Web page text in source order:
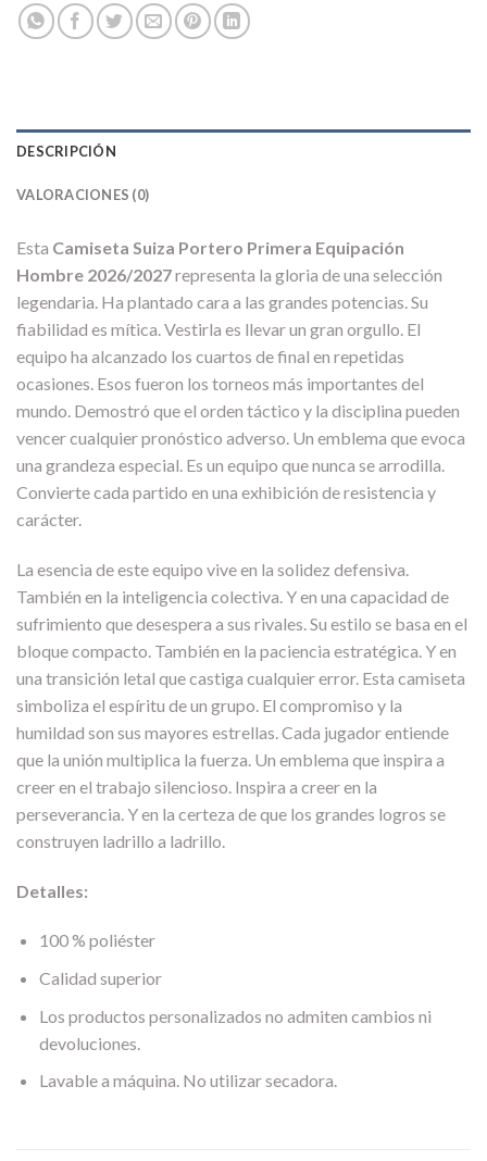
DESCRIPCIÓN
VALORACIONES (0)
Esta Camiseta Suiza Portero Primera Equipación
Hombre 2026/2027representa la gloria de una selección
legendaria. Ha plantado cara a las grandes potencias. Su
fiabilidad es mítica. Vestirla es llevar un gran orgullo. El
equipo ha alcanzado los cuartos de final en repetidas
ocasiones. Esos fueron los torneos más importantes del
mundo. Demostró que el orden táctico y la disciplina pueden
vencer cualquier pronóstico adverso. Un emblema que evoca
una grandeza especial. Es un equipo que nunca se arrodilla.
Convierte cada partido en una exhibición de resistencia y
carácter.
La esencia de este equipo vive en la solidez defensiva.
También en la inteligencia colectiva. Y en una capacidad de
sufrimiento que desespera a sus rivales. Su estilo se basa en el
bloque compacto. También en la paciencia estratégica. Y en
una transición letal que castiga cualquier error. Esta camiseta
simboliza el espíritu de un grupo. El compromiso y la
humildad son sus mayores estrellas. Cada jugador entiende
que la unión multiplica la fuerza. Un emblema que inspira a
creer en el trabajo silencioso. Inspira a creer en la
perseverancia. Y en la certeza de que los grandes logros se
construyen ladrillo a ladrillo.
Detalles:
100 % poliéster
Calidad superior
Los productos personalizados no admiten cambios ni
devoluciones.
Lavable a máquina. No utilizar secadora.